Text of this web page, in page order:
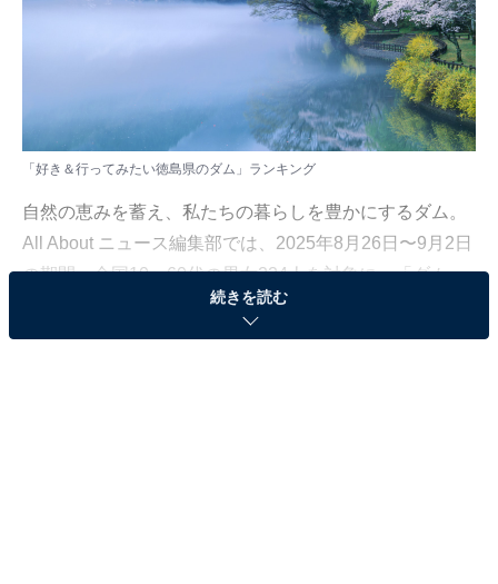
「好き＆行ってみたい徳島県のダム」ランキング
自然の恵みを蓄え、私たちの暮らしを豊かにするダム。
All About ニュース編集部では、2025年8月26日〜9月2日
の期間、全国10〜60代の男女224人を対象に、「ダム
（中国・四国地方）」に関するアンケートを実施しまし
た。その中から、「好き＆行ってみたい徳島県のダム」
続きを読む